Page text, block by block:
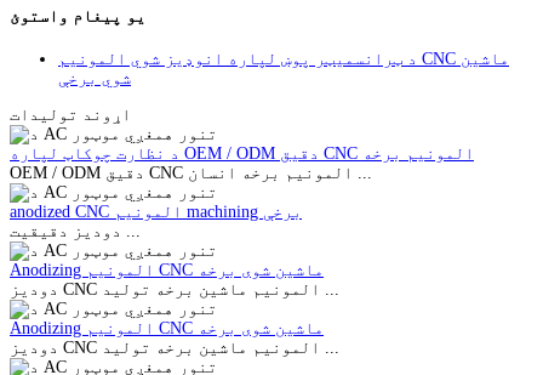
یو پیغام واستوئ
د ټرانسمیټر پوښ لپاره انوډیز شوي المونیم CNC ماشین
شوي برخې
اړوند توليدات
د نظارت چوکاټ لپاره OEM / ODM دقیق CNC المونیم برخه
anodized CNC المونیم machining برخې
Anodizing المونیم CNC ماشین شوی برخه
Anodizing المونیم CNC ماشین شوی برخه